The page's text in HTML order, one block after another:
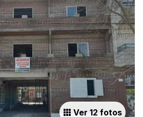
Ver 12 fotos